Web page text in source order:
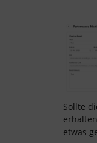
Sollte
etwas